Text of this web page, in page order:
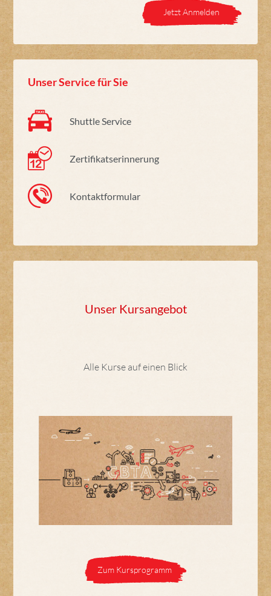
Jetzt Anmelden
Unser Service für Sie
Shuttle Service
Zertifikatserinnerung
Kontaktformular
Unser Kursangebot
Alle Kurse auf einen Blick
Zum Kursprogramm